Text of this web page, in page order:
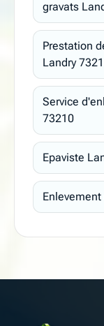
gravats
Prestation
Landry
Service
73210
Epaviste